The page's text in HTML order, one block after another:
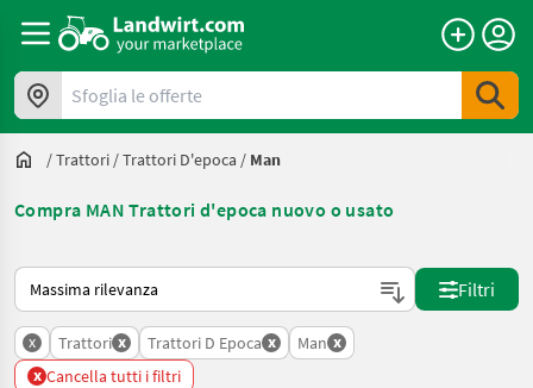
Sfoglia le offerte
/Trattori /Trattori D'epoca / Man
Compra MAN Trattori d'epoca nuovo o usato
Ecco come viene ordinato su Landwirt.com
Filtri
x Trattori x Trattori D Epoca x Man x
x Cancella tutti i filtri